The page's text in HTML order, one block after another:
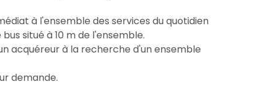
à l'ensemble des services du quotidien
situé à 10 m de l'ensemble.
acquéreur à la recherche d'un ensemble
demande.